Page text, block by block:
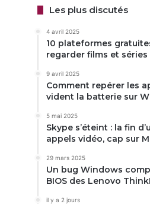
Les plus discutés
4 avril 2025
10 plateformes
regarder films et séries
9 avril 2025
Comment repérer les
vident la batterie sur
5 mai 2025
Skype s’éteint : la fin
appels vidéo, cap sur
29 mars 2025
Un bug Windows
BIOS des Lenovo
il y a 2 jours